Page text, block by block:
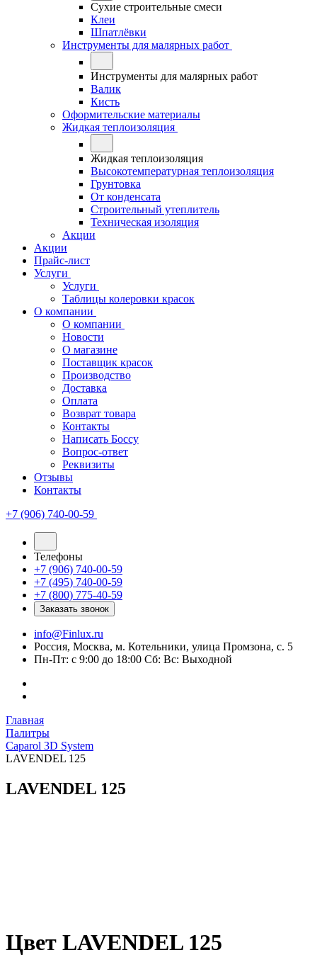
Сухие строительные смеси
Клеи
Шпатлёвки
Инструменты для малярных работ
Инструменты для малярных работ
Валик
Кисть
Оформительские материалы
Жидкая теплоизоляция
Жидкая теплоизоляция
Высокотемпературная теплоизоляция
Грунтовка
От конденсата
Строительный утеплитель
Техническая изоляция
Акции
Акции
Прайс-лист
Услуги
Услуги
Таблицы колеровки красок
О компании
О компании
Новости
О магазине
Поставщик красок
Производство
Доставка
Оплата
Возврат товара
Контакты
Написать Боссу
Вопрос-ответ
Реквизиты
Отзывы
Контакты
+7 (906) 740-00-59
Телефоны
+7 (906) 740-00-59
+7 (495) 740-00-59
+7 (800) 775-40-59
Заказать звонок
info@Finlux.ru
Россия, Москва, м. Котельники, улица Промзона, с. 5
Пн-Пт: с 9:00 до 18:00 Сб: Вс: Выходной
Главная
Палитры
Caparol 3D System
LAVENDEL 125
LAVENDEL 125
Цвет LAVENDEL 125